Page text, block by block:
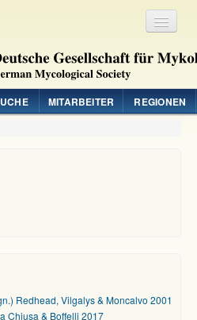
MITARBEITER REGIONEN
Redhead, Vilgalys & Moncalvo 2001
Chiusa & Boffelli 2017